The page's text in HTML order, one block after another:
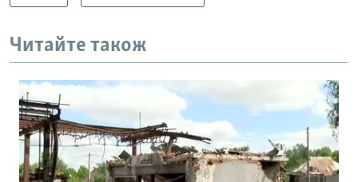
Читайте також